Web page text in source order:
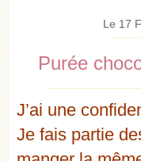
Le 17
Purée
J’ai une
Je fais partie